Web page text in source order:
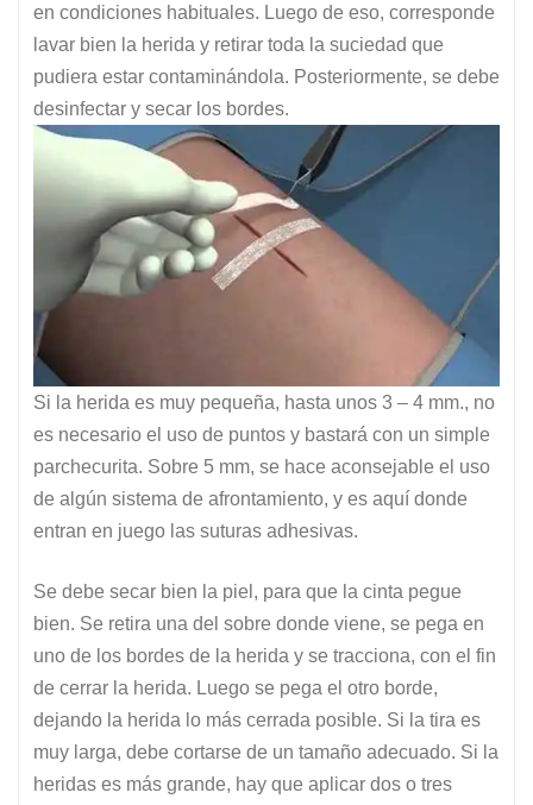
en condiciones habituales. Luego de eso, corresponde
lavar bien la herida y retirar toda la suciedad que
pudiera estar contaminándola. Posteriormente, se debe
desinfectar y secar los bordes.
Si la herida es muy pequeña, hasta unos 3 – 4 mm., no
es necesario el uso de puntos y bastará con un simple
parchecurita. Sobre 5 mm, se hace aconsejable el uso
de algún sistema de afrontamiento, y es aquí donde
entran en juego las suturas adhesivas.
Se debe secar bien la piel, para que la cinta pegue
bien. Se retira una del sobre donde viene, se pega en
uno de los bordes de la herida y se tracciona, con el fin
de cerrar la herida. Luego se pega el otro borde,
dejando la herida lo más cerrada posible. Si la tira es
muy larga, debe cortarse de un tamaño adecuado. Si la
heridas es más grande, hay que aplicar dos o tres